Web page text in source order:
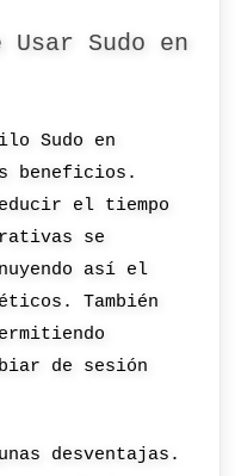
Sudo en
Sudo en
beneficios.
el tiempo
se
así el
También
de sesión
desventajas.